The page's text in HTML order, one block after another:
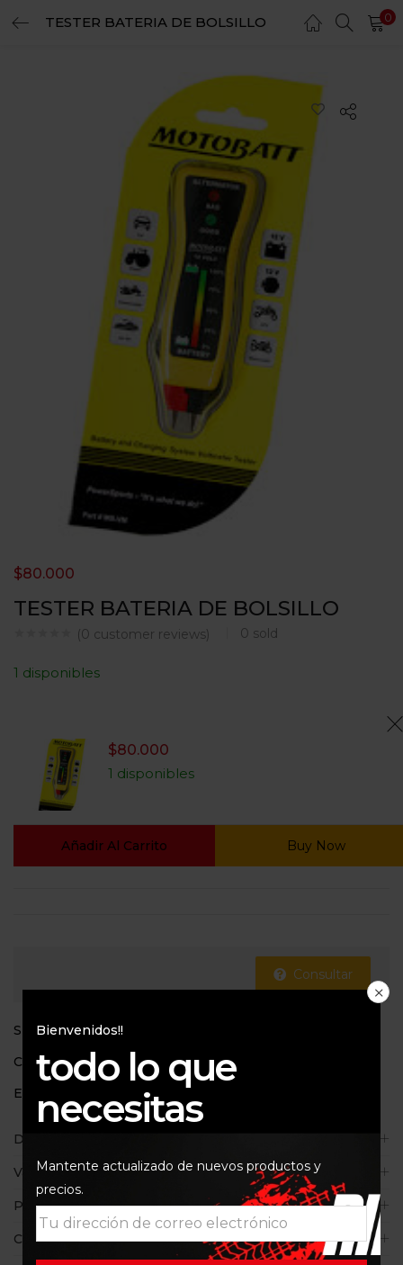
TESTER BATERIA DE BOLSILLO 0
TESTER BATERIA DE BOLSILLO
(0 customer reviews) 0 sold
$80.000
1 disponibles
$80.000
1 disponibles
Añadir Al Carrito Buy Now
Consultar
SKU:22360
Categoría: Baterias
Etiqueta:
Descripción
Valoraciones (0)
Políticas de la tienda
Consultas
Bienvenidos!!
todo lo que
necesitas
Mantente actualizado de nuevos productos y
precios.
LOGIN REGISTER
Enter your username and password to login.
Remember me
Login
Lost password?